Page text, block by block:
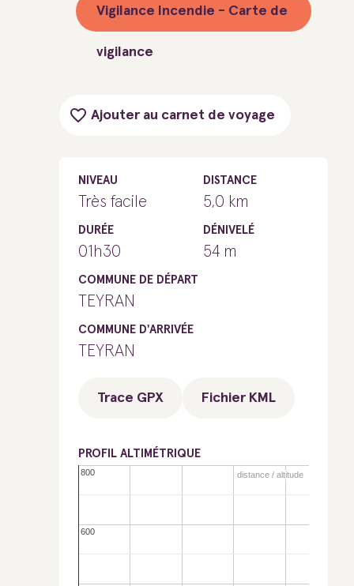
Vigilance Incendie - Carte de
vigilance
Ajouter au carnet de voyage
NIVEAU
Très facile
DISTANCE
5,0 km
DURÉE
01h30
DÉNIVELÉ
54 m
COMMUNE DE DÉPART
TEYRAN
COMMUNE D'ARRIVÉE
TEYRAN
Trace GPX Fichier KML
PROFIL ALTIMÉTRIQUE
600
600
800
800 distance / altitude
distance / altitude